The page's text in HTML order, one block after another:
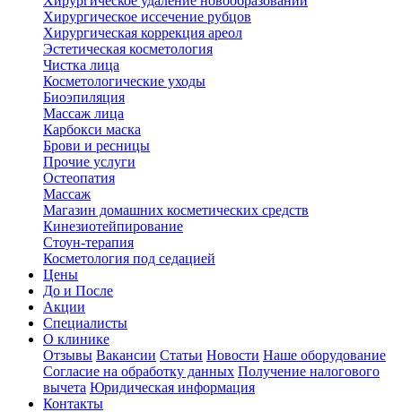
Хирургическое иссечение рубцов
Хирургическая коррекция ареол
Эстетическая косметология
Чистка лица
Косметологические уходы
Биоэпиляция
Массаж лица
Карбокси маска
Брови и ресницы
Прочие услуги
Остеопатия
Массаж
Магазин домашних косметических средств
Кинезиотейпирование
Стоун-терапия
Косметология под седацией
Цены
До и После
Акции
Специалисты
О клинике
Отзывы Вакансии Статьи Новости Наше оборудование
Согласие на обработку данных Получение налогового
вычета Юридическая информация
Контакты